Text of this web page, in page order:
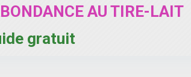
AU TIRE-LAIT
gratuit